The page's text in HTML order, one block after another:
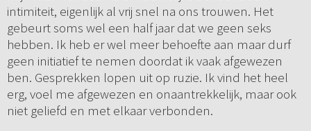
intimiteit, eigenlijk al vrij snel na ons trouwen. Het
gebeurt soms wel een half jaar dat we geen seks
hebben. Ik heb er wel meer behoefte aan maar durf
geen initiatief te nemen doordat ik vaak afgewezen
ben. Gesprekken lopen uit op ruzie. Ik vind het heel
erg, voel me afgewezen en onaantrekkelijk, maar ook
niet geliefd en met elkaar verbonden.